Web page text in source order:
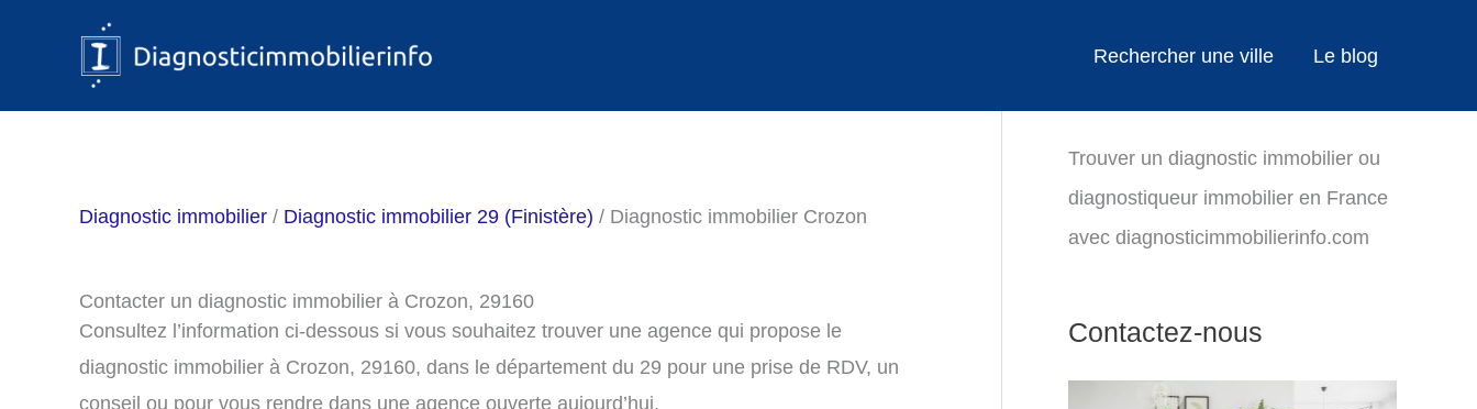
Rechercher une ville Le blog
Diagnostic immobilier / Diagnostic immobilier 29 (Finistère) / Diagnostic immobilier Crozon
Contacter un diagnostic immobilier à Crozon, 29160
Consultez l’information ci-dessous si vous souhaitez trouver une agence qui propose le
diagnostic immobilier à Crozon, 29160, dans le département du 29 pour une prise de RDV, un
conseil ou pour vous rendre dans une agence ouverte aujourd’hui.
Trouver un diagnostic immobilier ou
diagnostiqueur immobilier en France
avec diagnosticimmobilierinfo.com
Contactez-nous